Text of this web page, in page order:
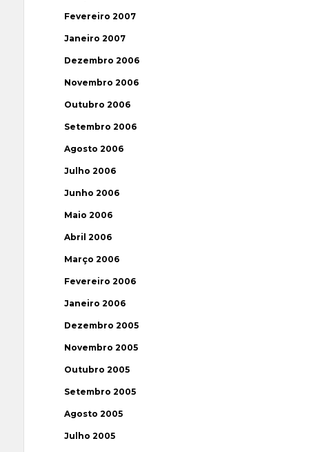
Fevereiro 2007
Janeiro 2007
Dezembro 2006
Novembro 2006
Outubro 2006
Setembro 2006
Agosto 2006
Julho 2006
Junho 2006
Maio 2006
Abril 2006
Março 2006
Fevereiro 2006
Janeiro 2006
Dezembro 2005
Novembro 2005
Outubro 2005
Setembro 2005
Agosto 2005
Julho 2005